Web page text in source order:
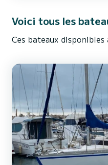
Voici tous les
Ces bateaux